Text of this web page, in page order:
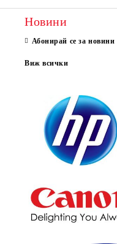
Новини
Абонирай се за новини
Виж всички